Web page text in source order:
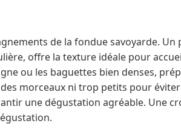
de la fondue savoyarde. Un
offre la texture idéale pour
ou les baguettes bien denses,
morceaux ni trop petits pour
une dégustation agréable. Une